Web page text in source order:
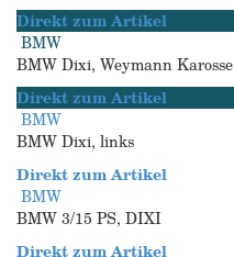
Direkt zum Artikel
BMW
BMW Dixi, Weymann Karosse
Direkt zum Artikel
BMW
BMW Dixi, links
Direkt zum Artikel
BMW
BMW 3/15 PS, DIXI
Direkt zum Artikel